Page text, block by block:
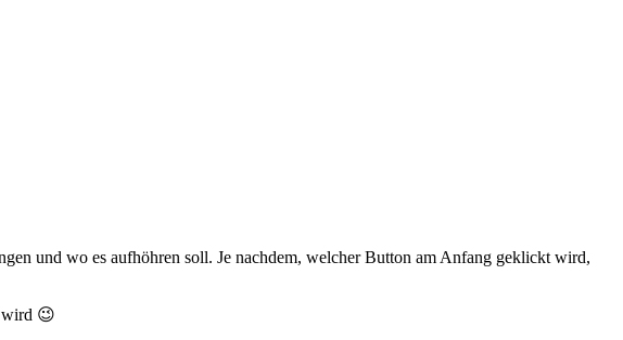
und wo es aufhöhren soll. Je nachdem, welcher Button am Anfang geklickt wird,
wird 😉